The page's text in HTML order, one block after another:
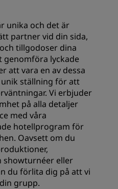
unika och det är
partner vid din sida,
tillgodoser dina
genomföra lyckade
att vara en av dessa
unik ställning för att
Vi erbjuder
på alla detaljer
med våra
hotellprogram för
Oavsett om du
showturnéer eller
du förlita dig på att vi
grupp.